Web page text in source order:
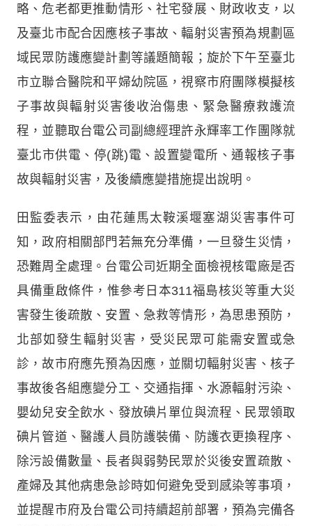
略、危老都更推動情形、社宅發展、財政收支，以
及臺北市配合因應核子事故、輻射災害預為規劃區
域民眾防護應變計劃等議題簡報；旋於下午至臺北
市立聯合醫院和平婦幼院區，視察市府團隊模擬核
子事故與輻射災害後收治傷患、緊急醫療救護流
程，並聽取台電公司副總經理許永輝率工作團隊就
臺北市供電、停(跳)電、設置變電所、通報核子事
故與輻射災害，及後續應變措施提出說明。
田監委表示，由花蓮馬太鞍溪堰塞湖災害事件可
知，政府相關部門若無充分準備，一旦發生災情，
恐難周全處理。台電公司近期全面檢視核電廠是否
具備重啟條件，惟參考日本311福島核災等重大災
害發生後疏散、安置、急救等情形，為思患預防，
北部如發生輻射災害，受災民眾可能需安置或急
診，故市府應先預為因應，並關切輻射災害、核子
事故後各組應變分工、交通指揮、水源輻射污染、
嬰幼兒安全飲水、發放碘片單位與流程、民眾領取
碘片管道、醫護人員防護裝備、防護衣更換程序、
除污設備數量、長者與弱勢民眾於災後安置疏散、
產婦及其他病患急診時如何避免受到感染等事項，
並提醒市府及台電公司持續超前部署，預為完備各